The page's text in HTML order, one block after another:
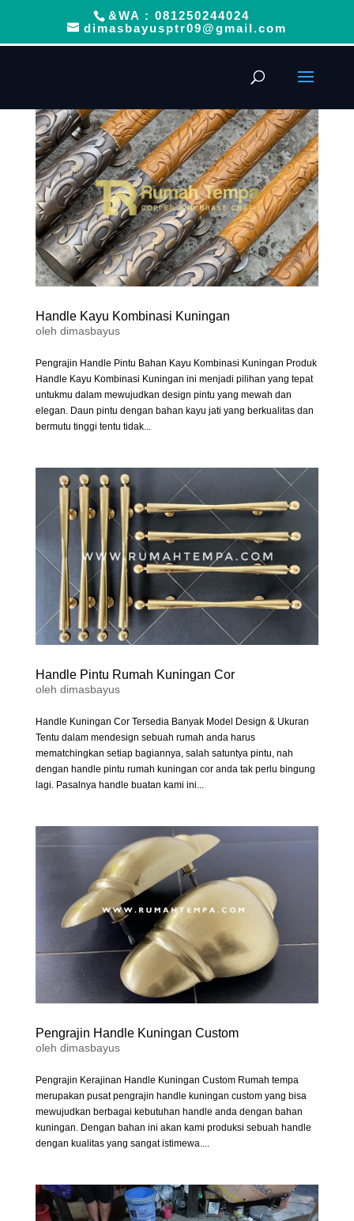
&WA : 081250244024
dimasbayusptr09@gmail.com
Handle Kayu Kombinasi Kuningan
oleh dimasbayus
Pengrajin Handle Pintu Bahan Kayu Kombinasi Kuningan Produk
Handle Kayu Kombinasi Kuningan ini menjadi pilihan yang tepat
untukmu dalam mewujudkan design pintu yang mewah dan
elegan. Daun pintu dengan bahan kayu jati yang berkualitas dan
bermutu tinggi tentu tidak...
Handle Pintu Rumah Kuningan Cor
oleh dimasbayus
Handle Kuningan Cor Tersedia Banyak Model Design & Ukuran
Tentu dalam mendesign sebuah rumah anda harus
mematchingkan setiap bagiannya, salah satuntya pintu, nah
dengan handle pintu rumah kuningan cor anda tak perlu bingung
lagi. Pasalnya handle buatan kami ini...
Pengrajin Handle Kuningan Custom
oleh dimasbayus
Pengrajin Kerajinan Handle Kuningan Custom Rumah tempa
merupakan pusat pengrajin handle kuningan custom yang bisa
mewujudkan berbagai kebutuhan handle anda dengan bahan
kuningan. Dengan bahan ini akan kami produksi sebuah handle
dengan kualitas yang sangat istimewa....